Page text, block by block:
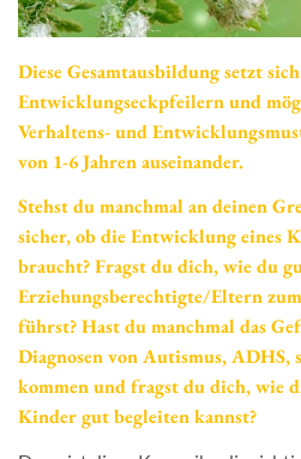
Diese Gesamtausbildung setzt
Entwicklungseckpfeilern und
Verhaltens- und
von 1-6 Jahren auseinander.
Stehst du manchmal an deinen
sicher, ob die Entwicklung eines
braucht? Fragst du dich, wie du
Erziehungsberechtigte/Eltern
führst? Hast du manchmal das
Diagnosen von Autismus, ADHS,
kommen und fragst du dich, wie
Kinder gut begleiten kannst?